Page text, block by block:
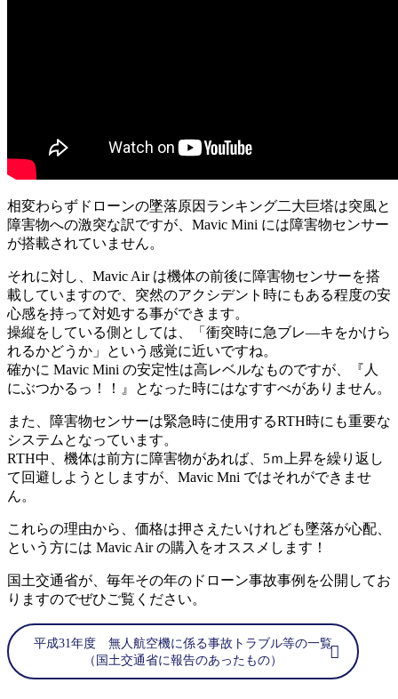
相変わらずドローンの墜落原因ランキング二大巨塔は突風と
障害物への激突な訳ですが、Mavic Mini には障害物センサー
が搭載されていません。
それに対し、Mavic Air は機体の前後に障害物センサーを搭
載していますので、突然のアクシデント時にもある程度の安
心感を持って対処する事ができます。
操縦をしている側としては、「衝突時に急ブレ―キをかけら
れるかどうか」という感覚に近いですね。
確かに Mavic Mini の安定性は高レベルなものですが、『人
にぶつかるっ！！』となった時にはなすすべがありません。
また、障害物センサーは緊急時に使用するRTH時にも重要な
システムとなっています。
RTH中、機体は前方に障害物があれば、5ｍ上昇を繰り返し
て回避しようとしますが、Mavic Mni ではそれができませ
ん。
これらの理由から、価格は押さえたいけれども墜落が心配、
という方には Mavic Air の購入をオススメします！
国土交通省が、毎年その年のドローン事故事例を公開してお
りますのでぜひご覧ください。
平成31年度 無人航空機に係る事故トラブル等の一覧
（国土交通省に報告のあったもの）